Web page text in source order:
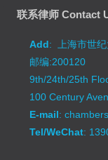
联系律师 Contact
Add: 上海市世
邮编:200120
9th/24th/25th
100 Century
E-mail:
Tel/WeChat: